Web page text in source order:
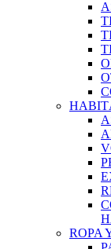
ROPA